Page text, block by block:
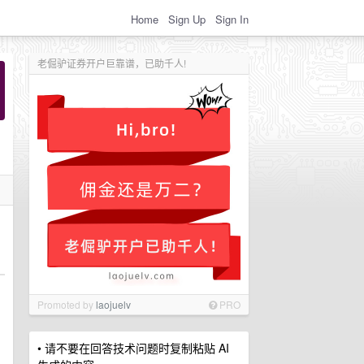
Home Sign Up Sign In
老倔驴证券开户巨靠谱，已助千人!
Promoted bylaojuelv PRO
• 请不要在回答技术问题时复制粘贴 AI